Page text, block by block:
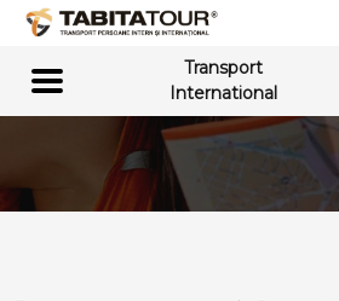
Transport
International